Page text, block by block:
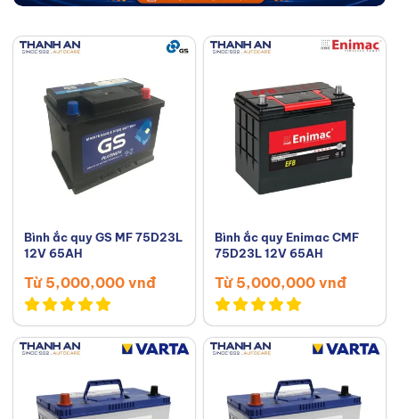
Bình ắc quy GS MF 75D23L
12V 65AH
Từ 5,000,000 vnđ
Bình ắc quy Enimac CMF
75D23L 12V 65AH
Từ 5,000,000 vnđ